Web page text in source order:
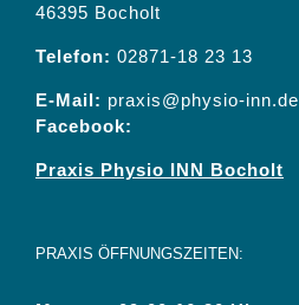
46395 Bocholt
Telefon: 02871-18 23 13
E-Mail: praxis@physio-inn.de
Facebook:
Praxis Physio INN Bocholt
PRAXIS ÖFFNUNGSZEITEN: